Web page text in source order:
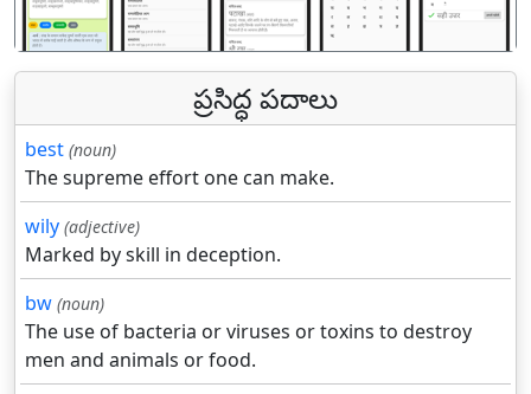
ప్రసిద్ధ పదాలు
best (noun)
The supreme effort one can make.
wily (adjective)
Marked by skill in deception.
bw (noun)
The use of bacteria or viruses or toxins to destroy
men and animals or food.